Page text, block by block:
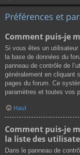
Préférences et
Comment puis-je
Si vous êtes un
la base de données du
panneau de contrôle de
généralement en cliquant
pages du forum. Ce
paramètres et toutes vos
Haut
Comment puis-je
la liste des
Dans le panneau de